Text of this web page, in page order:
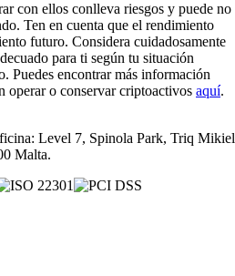
con ellos conlleva riesgos y puede no
Ten en cuenta que el rendimiento
futuro. Considera cuidadosamente
para ti según tu situación
Puedes encontrar más información
operar o conservar criptoactivos aquí.
Level 7, Spinola Park, Triq Mikiel
Malta.